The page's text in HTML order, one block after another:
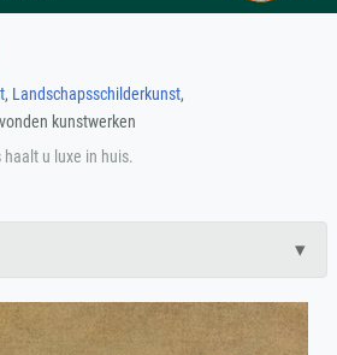
, Landschapsschilderkunst,
kunstwerken
u luxe in huis.